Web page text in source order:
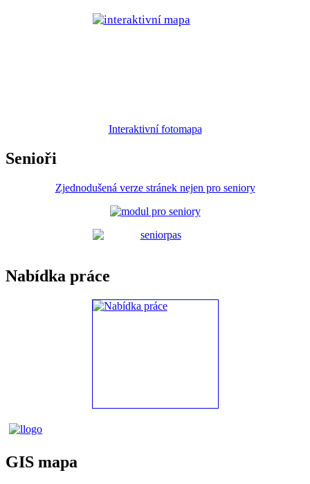
Interaktivní fotomapa
Senioři
Zjednodušená verze stránek nejen pro seniory
Nabídka práce
GIS mapa